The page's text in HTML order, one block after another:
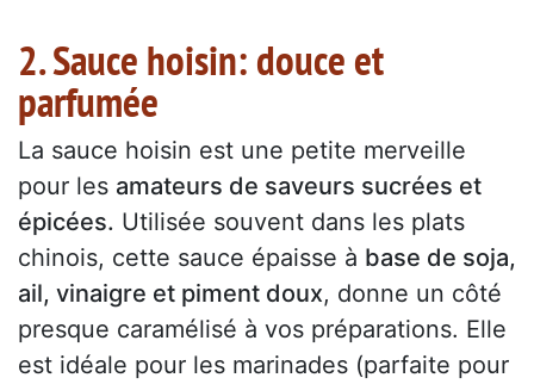
2. Sauce hoisin: douce et
parfumée
La sauce hoisin est une petite merveille
pour les amateurs de saveurs sucrées et
épicées. Utilisée souvent dans les plats
chinois, cette sauce épaisse à base de soja,
ail, vinaigre et piment doux, donne un côté
presque caramélisé à vos préparations. Elle
est idéale pour les marinades (parfaite pour